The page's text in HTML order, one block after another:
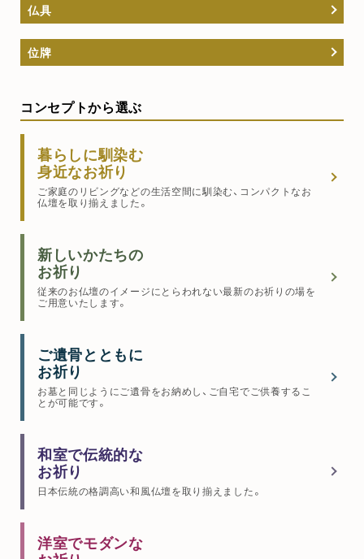
仏具
位牌
コンセプトから選ぶ
暮らしに馴染む
身近なお祈り
ご家庭のリビングなどの生活空間に馴染む、コンパクトなお
仏壇を取り揃えました。
新しいかたちの
お祈り
従来のお仏壇のイメージにとらわれない最新のお祈りの場を
ご用意いたします。
ご遺骨とともに
お祈り
お墓と同じようにご遺骨をお納めし、ご自宅でご供養するこ
とが可能です。
和室で伝統的な
お祈り
日本伝統の格調高い和風仏壇を取り揃えました。
洋室でモダンな